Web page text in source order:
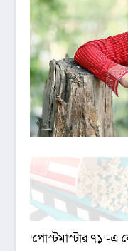
‘পোস্টমাস্টার ৭১’-এ